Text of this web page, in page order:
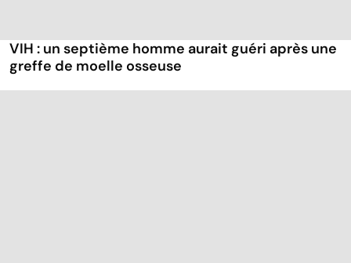
VIH : un septième homme aurait guéri après une
greffe de moelle osseuse